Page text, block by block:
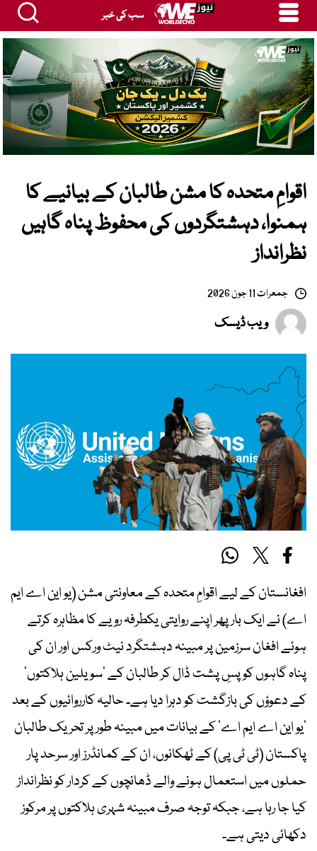
سب کی خبر
اقوامِ متحدہ کا مشن طالبان کے بیانیے کا
ہمنوا، دہشتگردوں کی محفوظ پناہ گاہیں
نظرانداز
جمعرات 11 جون 2026
ویب ڈیسک
افغانستان کے لیے اقوامِ متحدہ کے معاونتی مشن (یو این اے ایم
اے) نے ایک بار پھر اپنے روایتی یکطرفہ رویے کا مظاہرہ کرتے
ہوئے افغان سرزمین پر مبینہ دہشتگرد نیٹ ورکس اور ان کی
پناہ گاہوں کو پسِ پشت ڈال کر طالبان کے ’سویلین ہلاکتوں‘
کے دعوؤں کی بازگشت کو دہرا دیا ہے۔ حالیہ کارروائیوں کے بعد
’یو این اے ایم اے‘ کے بیانات میں مبینہ طور پر تحریک طالبان
پاکستان (ٹی ٹی پی) کے ٹھکانوں، ان کے کمانڈرز اور سرحد پار
حملوں میں استعمال ہونے والے ڈھانچوں کے کردار کو نظرانداز
کیا جا رہا ہے، جبکہ توجہ صرف مبینہ شہری ہلاکتوں پر مرکوز
دکھائی دیتی ہے۔